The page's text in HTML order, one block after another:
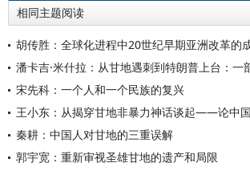
相同主题阅读
胡传胜：全球化进程中20世纪早期亚洲改革的
宋先科：一个人和一个民族的复兴
秦耕：中国人对甘地的三重误解
郭宇宽：重新审视圣雄甘地的遗产和局限